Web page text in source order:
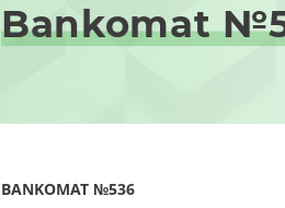
Bankomat
BANKOMAT №536